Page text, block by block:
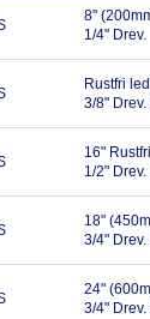
8"
1/4" Drev.
Rustfri
3/8" Drev.
16"
1/2"
18"
3/4"
24"
3/4" Drev.